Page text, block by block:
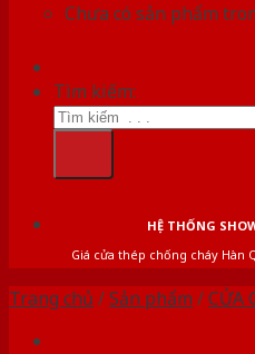
Chưa có sản phẩm
Tìm kiếm:
HỆ THỐNG
Giá cửa thép chống cháy Hàn
Trang chủ /Sản phẩm /CỬA